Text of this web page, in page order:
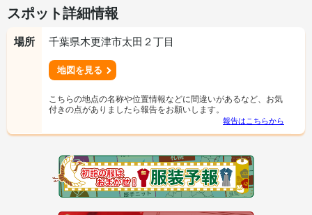
スポット詳細情報
場所 千葉県木更津市太田２丁目
地図を見る
こちらの地点の名称や位置情報などに間違いがあるなど、お気
付きの点がありましたら報告をお願いします。
報告はこちらから